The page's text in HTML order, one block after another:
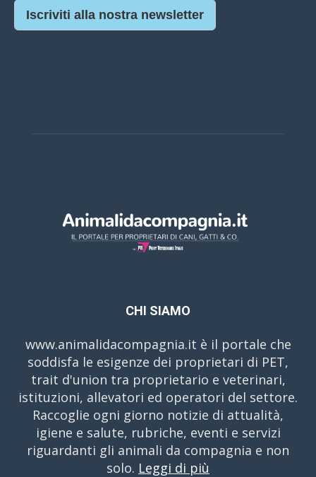
Iscriviti alla nostra newsletter
CHI SIAMO
www.animalidacompagnia.it è il portale che
soddisfa le esigenze dei proprietari di PET,
trait d'union tra proprietario e veterinari,
istituzioni, allevatori ed operatori del settore.
Raccoglie ogni giorno notizie di attualità,
igiene e salute, rubriche, eventi e servizi
riguardanti gli animali da compagnia e non
solo. Leggi di più